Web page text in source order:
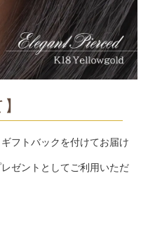
フトバックを付けてお届け
ゼントとしてご利用いただ